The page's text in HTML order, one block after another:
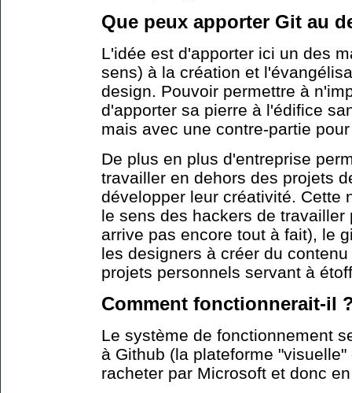
Que peux apporter Git au
L'idée est d'apporter ici un des
sens) à la création et
design. Pouvoir permettre à
d'apporter sa pierre à l'édifice
mais avec une contre-partie
De plus en plus d'entreprise
travailler en dehors des projets
développer leur créativité. Cette
le sens des hackers de
arrive pas encore tout à fait), le
les designers à créer du
projets personnels servant à
Comment fonctionnerait-il
Le système de fonctionnement
à Github (la plateforme
racheter par Microsoft et donc